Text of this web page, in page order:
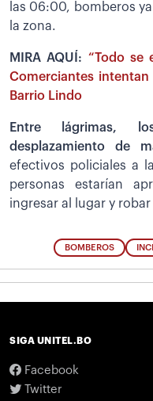
las 06:00, bomberos
la zona.
MIRA AQUÍ: “Todo se
Comerciantes
Barrio Lindo
Entre lágrimas,
desplazamiento de
efectivos policiales a
personas estarían
ingresar al lugar y
BOMBEROS
SIGA UNITEL.BO
Facebook
Twitter